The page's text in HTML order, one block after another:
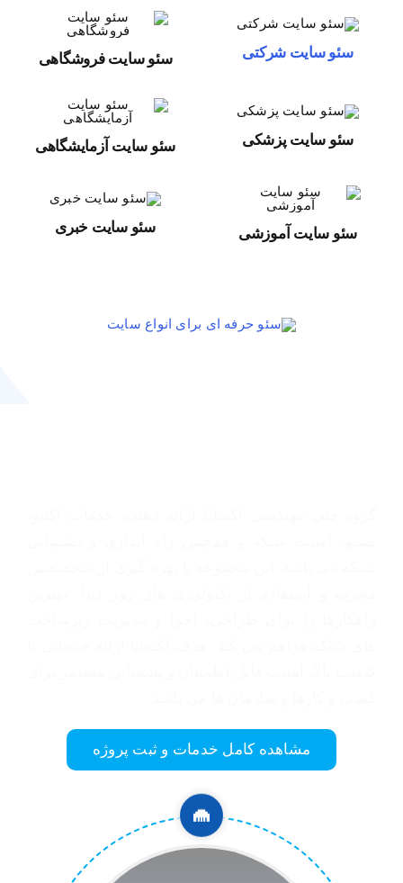
سئو سایت شرکتی سئو سایت فروشگاهی
سئو سایت پزشکی سئو سایت آزمایشگاهی
سئو سایت آموزشی سئو سایت خبری
مشاهده کامل خدمات و ثبت پروژه